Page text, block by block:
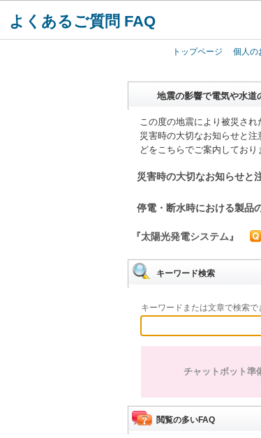
よくあるご質問 FAQ
トップページ 個人の
地震の影響で電気や水道
この度の地震により被災され
災害時の大切なお知らせと
どをこちらでご案内しており
災害時の大切なお知らせと
停電・断水時における製品
『太陽光発電システム』
キーワード検索
キーワードまたは文章で検索
チャットボット準
閲覧の多いFAQ